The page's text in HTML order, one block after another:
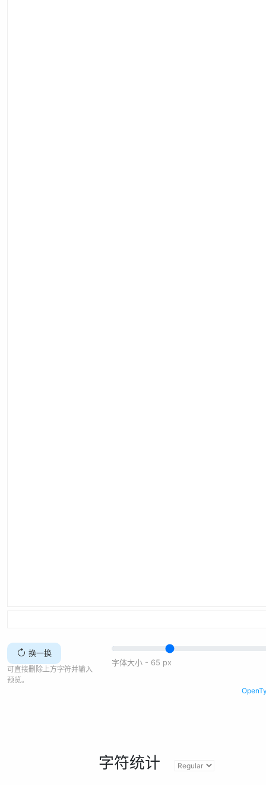
换一换
可直接删除上方字符并输入
预览。
字体大小 - 65 px
字符统计